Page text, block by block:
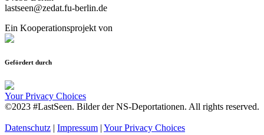
lastseen@zedat.fu-berlin.de
Ein Kooperationsprojekt von
Gefördert durch
Your Privacy Choices
©2023 #LastSeen. Bilder der NS-Deportationen. All rights reserved.
Datenschutz | Impressum | Your Privacy Choices